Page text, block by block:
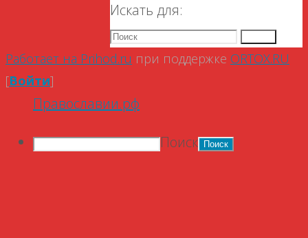
Искать для:
Работает на Prihod.ru при поддержке ORTOX.RU
[Войти]
Православии.рф
Поиск